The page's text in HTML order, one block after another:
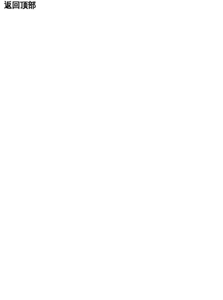
返回顶部